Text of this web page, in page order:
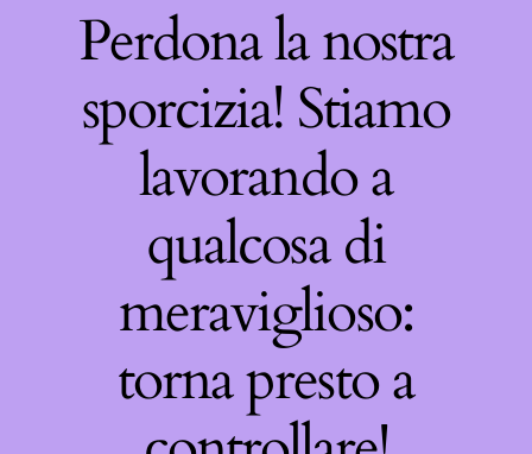
Perdona la nostra
sporcizia! Stiamo
lavorando a
qualcosa di
meraviglioso:
torna presto a